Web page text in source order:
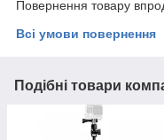
Повернення товару
Всі умови повернення
Подібні товари